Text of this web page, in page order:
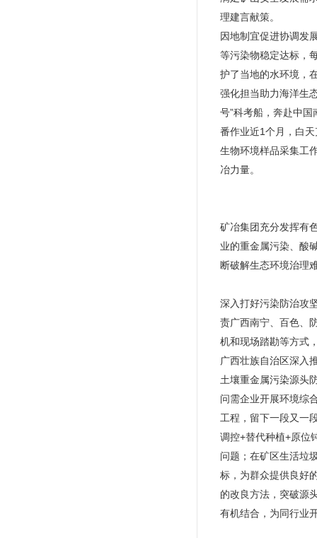
理建言献策。
因地制宜促进协调发
等污染物稳定达标，
护了当地的水环境，
强化担当助力海洋生
号”科考船，奔赴中
番作业近1个月，白
生物环境样品采集工
冶力量。
矿冶集团充分发挥有
业的重金属污染、酸
断破解生态环境治理
深入打好污染防治攻
责广西南宁、百色、
机和现场踏勘等方式
广西壮族自治区深入
土壤重金属污染源头
问需企业开展环境综
工程，留下一段又一
调控+替代种植+原位
问题；在矿区生活垃
标，为群众提供良好
的改良方法，突破源
有机结合，为同行业